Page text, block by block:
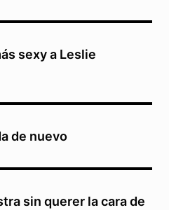
sexy a Leslie
de nuevo
sin querer la cara de